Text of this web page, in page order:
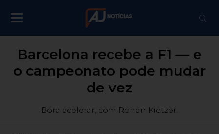
Barcelona recebe a F1 — e
o campeonato pode mudar
de vez
Bora acelerar, com Ronan Kietzer.